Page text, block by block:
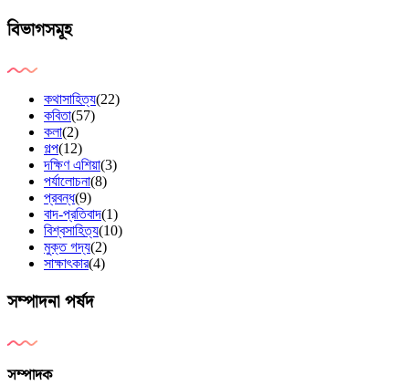
বিভাগসমূহ
কথাসাহিত্য(22)
কবিতা(57)
কলা(2)
গল্প(12)
দক্ষিণ এশিয়া(3)
পর্যালোচনা(8)
প্রবন্ধ(9)
বাদ-প্রতিবাদ(1)
বিশ্বসাহিত্য(10)
মুক্ত গদ্য(2)
সাক্ষাৎকার(4)
সম্পাদনা পর্ষদ
সম্পাদক